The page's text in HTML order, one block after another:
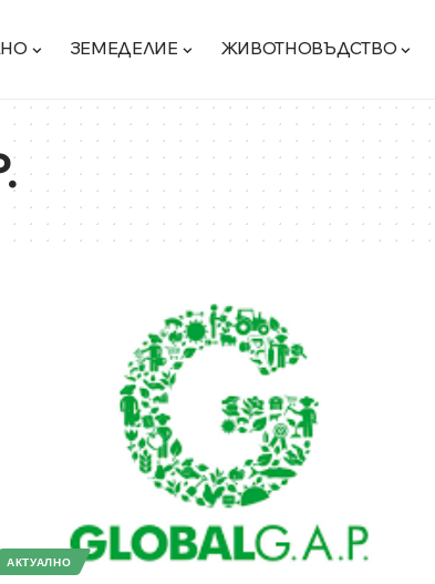
ЗЕМЕДЕЛИЕ ЖИВОТНОВЪДСТВО
АКТУАЛНО